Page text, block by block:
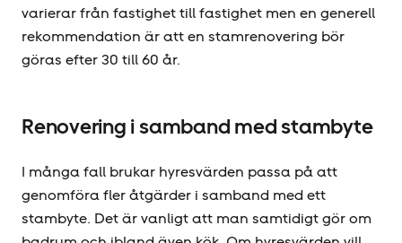
varierar från fastighet till fastighet men en generell
rekommendation är att en stamrenovering bör
göras efter 30 till 60 år.
Renovering i samband med stambyte
I många fall brukar hyresvärden passa på att
genomföra fler åtgärder i samband med ett
stambyte. Det är vanligt att man samtidigt gör om